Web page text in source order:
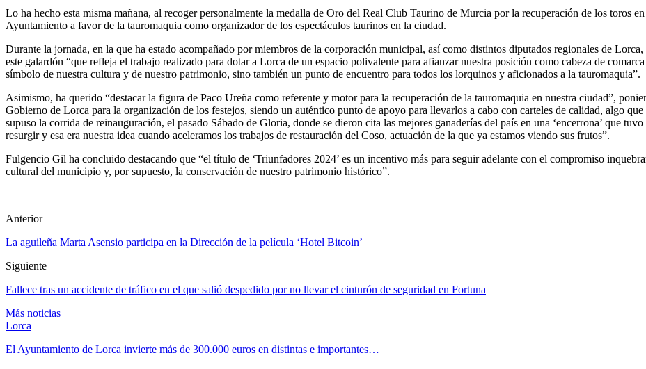
Lo ha hecho esta misma mañana, al recoger personalmente la medalla de Oro del Real Club Taurino de Murcia por la recuperación de los toros
Ayuntamiento a favor de la tauromaquia como organizador de los espectáculos taurinos en la ciudad.
Durante la jornada, en la que ha estado acompañado por miembros de la corporación municipal, así como distintos diputados regionales de
este galardón “que refleja el trabajo realizado para dotar a Lorca de un espacio polivalente para afianzar nuestra posición como cabeza de
símbolo de nuestra cultura y de nuestro patrimonio, sino también un punto de encuentro para todos los lorquinos y aficionados a la tauromaquia”.
Asimismo, ha querido “destacar la figura de Paco Ureña como referente y motor para la recuperación de la tauromaquia en nuestra ciudad”,
Gobierno de Lorca para la organización de los festejos, siendo un auténtico punto de apoyo para llevarlos a cabo con carteles de calidad, algo
supuso la corrida de reinauguración, el pasado Sábado de Gloria, donde se dieron cita las mejores ganaderías del país en una ‘encerrona’ que
resurgir y esa era nuestra idea cuando aceleramos los trabajos de restauración del Coso, actuación de la que ya estamos viendo sus frutos”.
Fulgencio Gil ha concluido destacando que “el título de ‘Triunfadores 2024’ es un incentivo más para seguir adelante con el compromiso
cultural del municipio y, por supuesto, la conservación de nuestro patrimonio histórico”.
Anterior
La aguileña Marta Asensio participa en la Dirección de la película ‘Hotel Bitcoin’
Siguiente
Fallece tras un accidente de tráfico en el que salió despedido por no llevar el cinturón de seguridad en Fortuna
Más noticias
Lorca
El Ayuntamiento de Lorca invierte más de 300.000 euros en distintas e importantes…